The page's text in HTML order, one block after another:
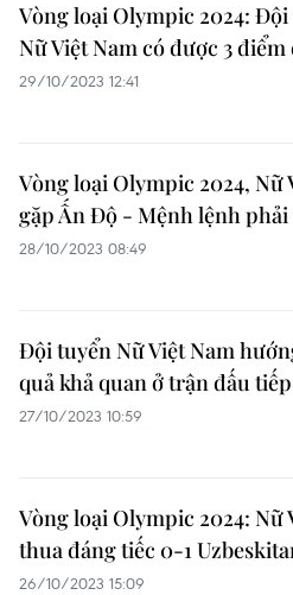
Vòng loại Olympic 2024:
Nữ Việt Nam có được 3
29/10/2023 12:41
Vòng loại Olympic 2024, Nữ
gặp Ấn Độ - Mệnh lệnh phải
28/10/2023 08:49
Đội tuyển Nữ Việt Nam
quả khả quan ở trận đấu
27/10/2023 10:59
Vòng loại Olympic 2024: Nữ
thua đáng tiếc 0-1
26/10/2023 15:09